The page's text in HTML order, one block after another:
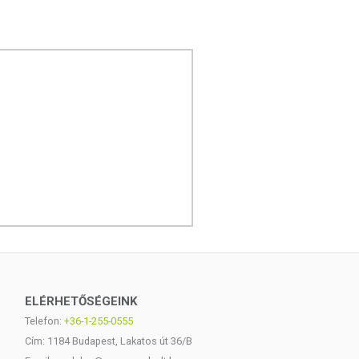
ELÉRHETŐSÉGEINK
Telefon: +36-1-255-0555
Cím: 1184 Budapest, Lakatos út 36/B